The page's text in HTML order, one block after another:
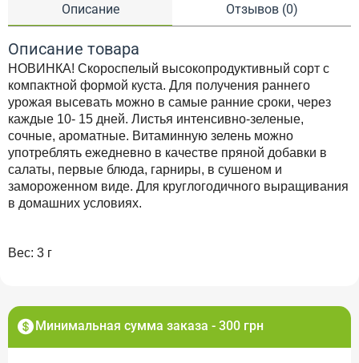
Минимальная сумма заказа - 300 грн
Описание Отзывов (0)
Описание товара
НОВИНКА! Скороспелый высокопродуктивный сорт с
компактной формой куста. Для получения раннего
урожая высевать можно в самые ранние сроки, через
каждые 10- 15 дней. Листья интенсивно-зеленые,
сочные, ароматные. Витаминную зелень можно
употреблять ежедневно в качестве пряной добавки в
салаты, первые блюда, гарниры, в сушеном и
замороженном виде. Для круглогодичного выращивания
в домашних условиях.
Вес: 3 г